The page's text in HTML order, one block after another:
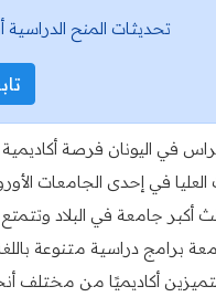
تحديثات المنح الدراسية
في اليونان فرصة
العليا في إحدى الجامعات
أكبر جامعة في البلاد
برامج دراسية متنوعة
أكاديميًا من مختلف